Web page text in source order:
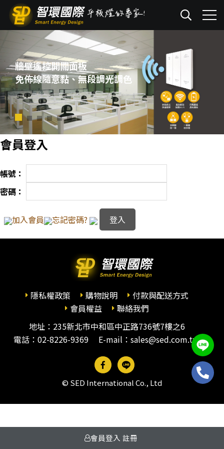
會員登入 註冊
牆壁遙控開關面板
免佈線隨意黏、無段調光調色
會員登入
帳號：
密碼：
加入會員 忘記密碼?
隱私權政策 購物說明
付款與配送方式
會員權益
聯絡我們
地址：235新北市中和區中正路736號7樓之6
電話： 02-8226-9369 E-mail：sales@sed.com.tw
© SED International Co., Ltd